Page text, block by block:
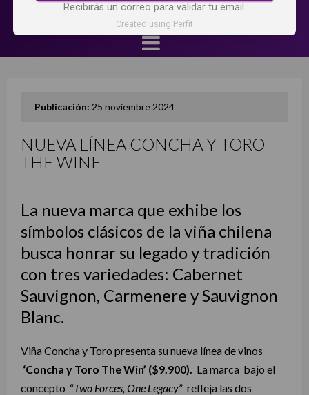
Publicación: 25 noviembre 2024
NUEVA LÍNEA CONCHA Y TORO
THE WINE
La nueva marca que exhibe los
símbolos clásicos de la viña chilena
busca honrar su legado y tradición
con tres variedades: Cabernet
Sauvignon, Carmenere y Sauvignon
Blanc.
Viña Concha y Toro presenta su nueva línea de vinos
‘Concha y Toro The Win’ ($9.900).
La marca bajo el
concepto “Two Forces, One Legacy” refleja las dos
Recibirás un correo para validar tu email.
Created using Perfit